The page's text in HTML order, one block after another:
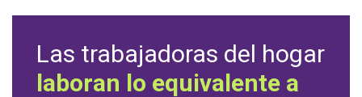
Las trabajadoras del hogar
laboran lo equivalente a